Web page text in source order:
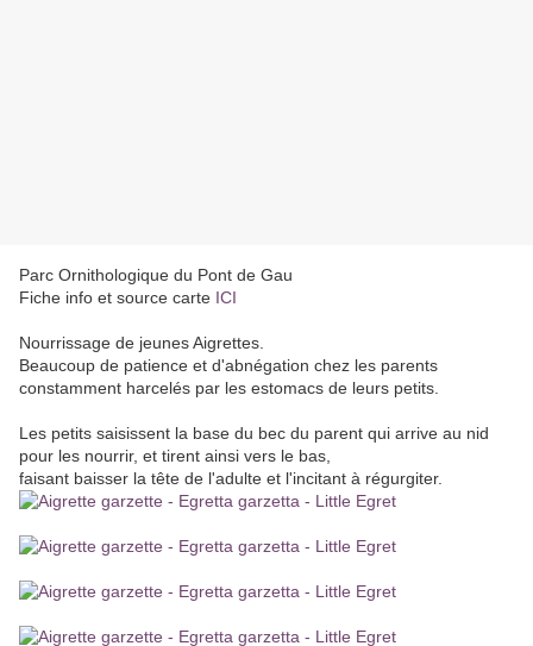
Parc Ornithologique du Pont de Gau
Fiche info et source carte ICI
Nourrissage de jeunes Aigrettes.
Beaucoup de patience et d'abnégation chez les parents
constamment harcelés par les estomacs de leurs petits.
Les petits saisissent la base du bec du parent qui arrive au nid
pour les nourrir, et tirent ainsi vers le bas,
faisant baisser la tête de l'adulte et l'incitant à régurgiter.